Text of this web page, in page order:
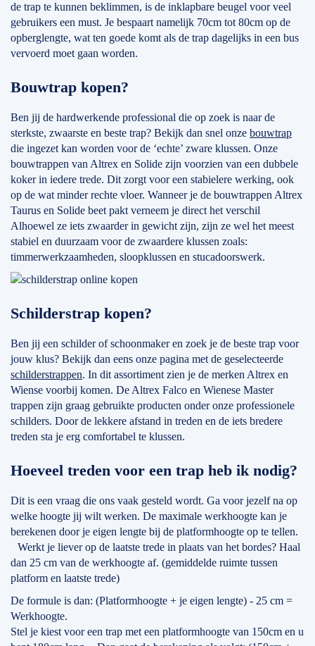
de trap te kunnen beklimmen, is de inklapbare beugel voor veel
gebruikers een must. Je bespaart namelijk 70cm tot 80cm op de
opberglengte, wat ten goede komt als de trap dagelijks in een bus
vervoerd moet gaan worden.
Bouwtrap kopen?
Ben jij de hardwerkende professional die op zoek is naar de
sterkste, zwaarste en beste trap? Bekijk dan snel onze bouwtrap
die ingezet kan worden voor de ‘echte’ zware klussen. Onze
bouwtrappen van Altrex en Solide zijn voorzien van een dubbele
koker in iedere trede. Dit zorgt voor een stabielere werking, ook
op de wat minder rechte vloer. Wanneer je de bouwtrappen Altrex
Taurus en Solide beet pakt verneem je direct het verschil
Alhoewel ze iets zwaarder in gewicht zijn, zijn ze wel het meest
stabiel en duurzaam voor de zwaardere klussen zoals:
timmerwerkzaamheden, sloopklussen en stucadoorswerk.
Schilderstrap kopen?
Ben jij een schilder of schoonmaker en zoek je de beste trap voor
jouw klus? Bekijk dan eens onze pagina met de geselecteerde
schilderstrappen. In dit assortiment zien je de merken Altrex en
Wiense voorbij komen. De Altrex Falco en Wienese Master
trappen zijn graag gebruikte producten onder onze professionele
schilders. Door de lekkere afstand in treden en de iets bredere
treden sta je erg comfortabel te klussen.
Hoeveel treden voor een trap heb ik nodig?
Dit is een vraag die ons vaak gesteld wordt. Ga voor jezelf na op
welke hoogte jij wilt werken. De maximale werkhoogte kan je
berekenen door je eigen lengte bij de platformhoogte op te tellen.
Werkt je liever op de laatste trede in plaats van het bordes? Haal
dan 25 cm van de werkhoogte af. (gemiddelde ruimte tussen
platform en laatste trede)
De formule is dan: (Platformhoogte + je eigen lengte) - 25 cm =
Werkhoogte.
Stel je kiest voor een trap met een platformhoogte van 150cm en u